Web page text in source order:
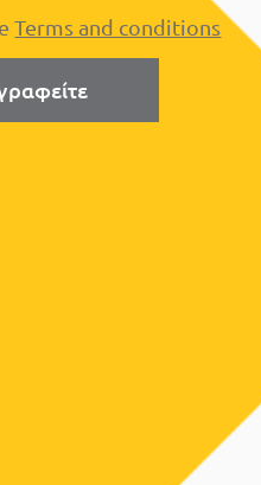
Terms and conditions